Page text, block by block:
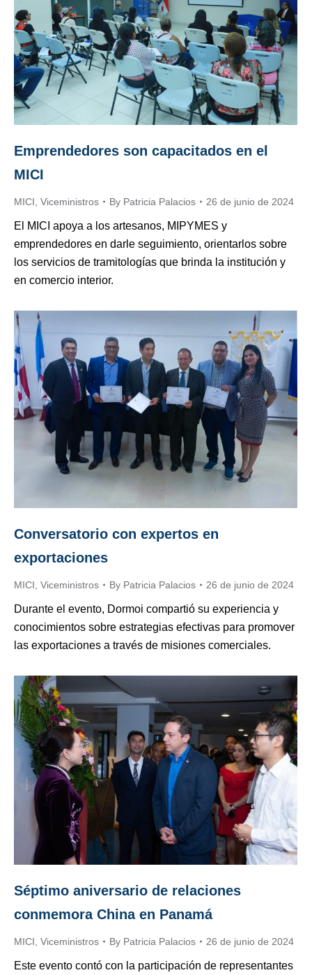
Emprendedores son capacitados en el
MICI
MICI Viceministros By Patricia Palacios 26 de junio de 2024
El MICI apoya a los artesanos, MIPYMES y
emprendedores en darle seguimiento, orientarlos sobre
los servicios de tramitologías que brinda la institución y
en comercio interior.
Conversatorio con expertos en
exportaciones
MICI Viceministros By Patricia Palacios 26 de junio de 2024
Durante el evento, Dormoi compartió su experiencia y
conocimientos sobre estrategias efectivas para promover
las exportaciones a través de misiones comerciales.
Séptimo aniversario de relaciones
conmemora China en Panamá
MICI Viceministros By Patricia Palacios 26 de junio de 2024
Este evento contó con la participación de representantes